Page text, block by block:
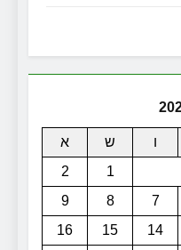
ו ש
א
1
2
7
8
9
14
15
16